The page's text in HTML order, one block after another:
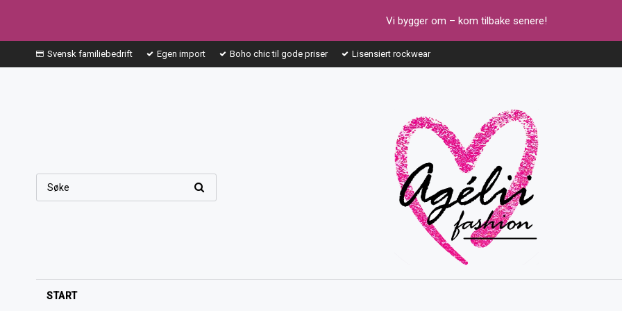
Vi bygger om – kom tilbake senere!
Svensk familiebedrift Egen import Boho chic til gode priser Lisensiert rockwear
START